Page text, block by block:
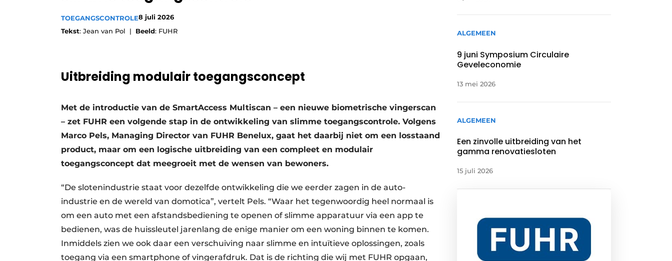
Vacatures
TOEGANGSCONTROLE8 juli 2026
Tekst: Jean van Pol | Beeld: FUHR
Uitbreiding modulair toegangsconcept
Met de introductie van de SmartAccess Multiscan – een nieuwe biometrische vingerscan
– zet FUHR een volgende stap in de ontwikkeling van slimme toegangscontrole. Volgens
Marco Pels, Managing Director van FUHR Benelux, gaat het daarbij niet om een losstaand
product, maar om een logische uitbreiding van een compleet en modulair
toegangsconcept dat meegroeit met de wensen van bewoners.
“De slotenindustrie staat voor dezelfde ontwikkeling die we eerder zagen in de auto-
industrie en de wereld van domotica”, vertelt Pels. “Waar het tegenwoordig heel normaal is
om een auto met een afstandsbediening te openen of slimme apparatuur via een app te
bedienen, was de huissleutel jarenlang de enige manier om een woning binnen te komen.
Inmiddels zien we ook daar een verschuiving naar slimme en intuïtieve oplossingen, zoals
toegang via een smartphone of vingerafdruk. Dat is de richting die wij met FUHR opgaan,
ALGEMEEN
9 juni Symposium Circulaire
Geveleconomie
13 mei 2026
ALGEMEEN
Een zinvolle uitbreiding van het
gamma renovatiesloten
15 juli 2026